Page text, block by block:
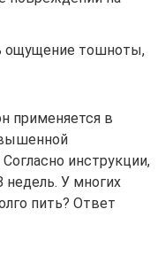
ощущение тошноты,
применяется в
инструкции,
недель. У многих
пить? Ответ